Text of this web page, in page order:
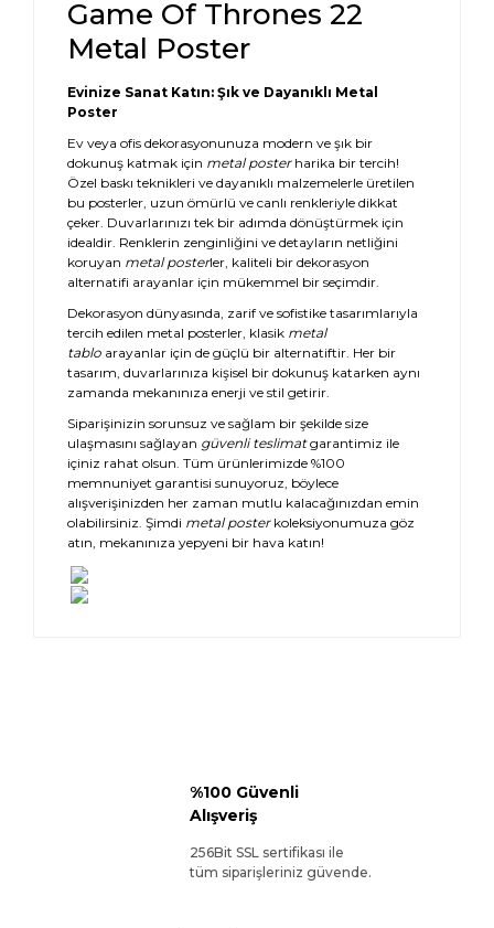
Game Of Thrones 22
Metal Poster
Evinize Sanat Katın: Şık ve Dayanıklı Metal
Poster
Ev veya ofis dekorasyonunuza modern ve şık bir
dokunuş katmak için metal posterharika bir tercih!
Özel baskı teknikleri ve dayanıklı malzemelerle üretilen
bu posterler, uzun ömürlü ve canlı renkleriyle dikkat
çeker. Duvarlarınızı tek bir adımda dönüştürmek için
idealdir. Renklerin zenginliğini ve detayların netliğini
koruyan metal posterler, kaliteli bir dekorasyon
alternatifi arayanlar için mükemmel bir seçimdir.
Dekorasyon dünyasında, zarif ve sofistike tasarımlarıyla
tercih edilen metal posterler, klasik metal
tablo arayanlar için de güçlü bir alternatiftir. Her bir
tasarım, duvarlarınıza kişisel bir dokunuş katarken aynı
zamanda mekanınıza enerji ve stil getirir.
Siparişinizin sorunsuz ve sağlam bir şekilde size
ulaşmasını sağlayan güvenli teslimatgarantimiz ile
içiniz rahat olsun. Tüm ürünlerimizde %100
memnuniyet garantisi sunuyoruz, böylece
alışverişinizden her zaman mutlu kalacağınızdan emin
olabilirsiniz. Şimdi metal posterkoleksiyonumuza göz
atın, mekanınıza yepyeni bir hava katın!
%100 Güvenli
Alışveriş
256Bit SSL sertifikası ile
tüm siparişleriniz güvende.